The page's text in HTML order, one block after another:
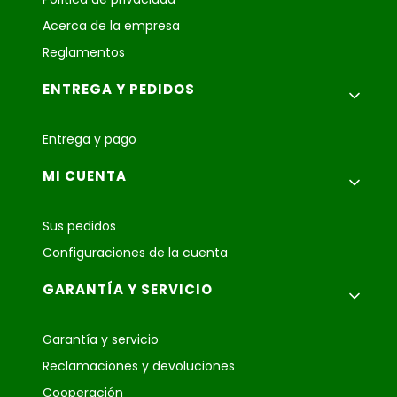
Acerca de la empresa
Reglamentos
ENTREGA Y PEDIDOS
Entrega y pago
MI CUENTA
Sus pedidos
Configuraciones de la cuenta
GARANTÍA Y SERVICIO
Garantía y servicio
Reclamaciones y devoluciones
Cooperación